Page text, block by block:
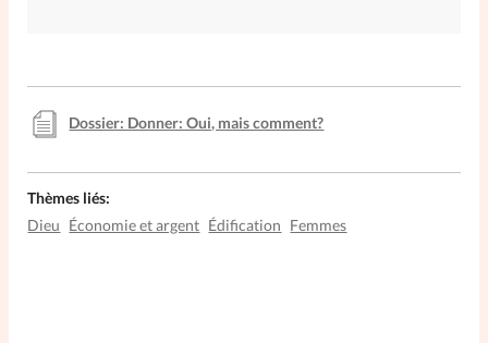
Dossier: Donner: Oui, mais comment?
Thèmes liés:
Dieu Économie et argent Édification Femmes